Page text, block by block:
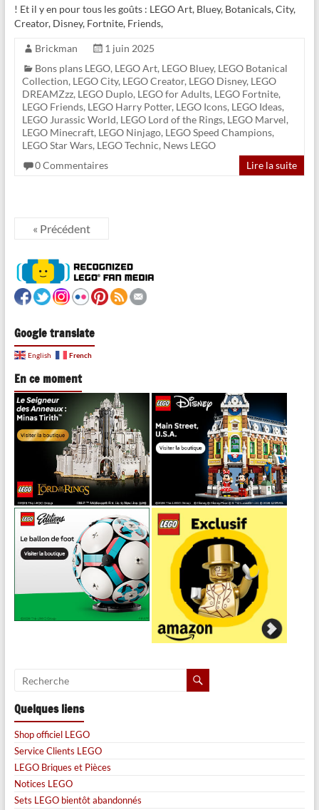
! Et il y en pour tous les goûts : LEGO Art, Bluey, Botanicals, City,
Creator, Disney, Fortnite, Friends,
Brickman
1 juin 2025
Bons plans LEGO, LEGO Art, LEGO Bluey, LEGO Botanical
Collection, LEGO City, LEGO Creator, LEGO Disney, LEGO
DREAMZzz, LEGO Duplo, LEGO for Adults, LEGO Fortnite,
LEGO Friends, LEGO Harry Potter, LEGO Icons, LEGO Ideas,
LEGO Jurassic World, LEGO Lord of the Rings, LEGO Marvel,
LEGO Minecraft, LEGO Ninjago, LEGO Speed Champions,
LEGO Star Wars, LEGO Technic, News LEGO
0 Commentaires
Lire la suite
« Précédent
Google translate
English French
En ce moment
Quelques liens
Shop officiel LEGO
Service Clients LEGO
LEGO Briques et Pièces
Notices LEGO
Sets LEGO bientôt abandonnés